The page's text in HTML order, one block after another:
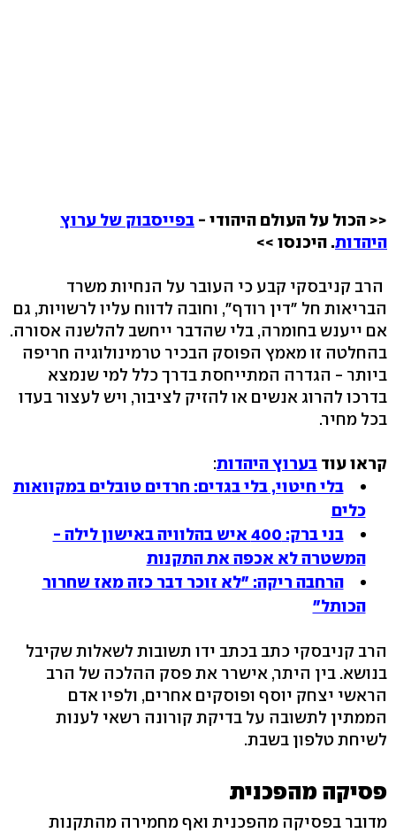
<< הכול על העולם היהודי - בפייסבוק של ערוץ
היהדות. היכנסו >>
הרב קניבסקי קבע כי העובר על הנחיות משרד
הבריאות חל "דין רודף", וחובה לדווח עליו לרשויות, גם
אם ייענש בחומרה, בלי שהדבר ייחשב להלשנה אסורה.
בהחלטה זו מאמץ הפוסק הבכיר טרמינולוגיה חריפה
ביותר - הגדרה המתייחסת בדרך כלל למי שנמצא
בדרכו להרוג אנשים או להזיק לציבור, ויש לעצור בעדו
בכל מחיר.
קראו עוד בערוץ היהדות:
בלי חיטוי, בלי בגדים: חרדים טובלים במקוואות
כלים
בני ברק: 400 איש בהלוויה באישון לילה -
המשטרה לא אכפה את התקנות
הרחבה ריקה: "לא זוכר דבר כזה מאז שחרור
הכותל"
הרב קניבסקי כתב בכתב ידו תשובות לשאלות שקיבל
בנושא. בין היתר, אישרר את פסק ההלכה של הרב
הראשי יצחק יוסף ופוסקים אחרים, ולפיו אדם
הממתין לתשובה על בדיקת קורונה רשאי לענות
לשיחת טלפון בשבת.
פסיקה מהפכנית
מדובר בפסיקה מהפכנית ואף מחמירה מהתקנות